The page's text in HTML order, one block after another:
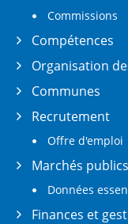
Commissions
Compétences
Organisation
Communes
Recrutement
Offre d'emploi
Marchés publics
Données
Finances et